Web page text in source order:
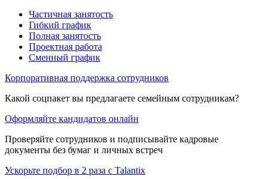
Частичная занятость
Гибкий график
Полная занятость
Проектная работа
Сменный график
Корпоративная поддержка сотрудников
Какой соцпакет вы предлагаете семейным сотрудникам?
Оформляйте кандидатов онлайн
Проверяйте сотрудников и подписывайте кадровые
документы без бумаг и личных встреч
Ускорьте подбор в 2 раза с Talantix